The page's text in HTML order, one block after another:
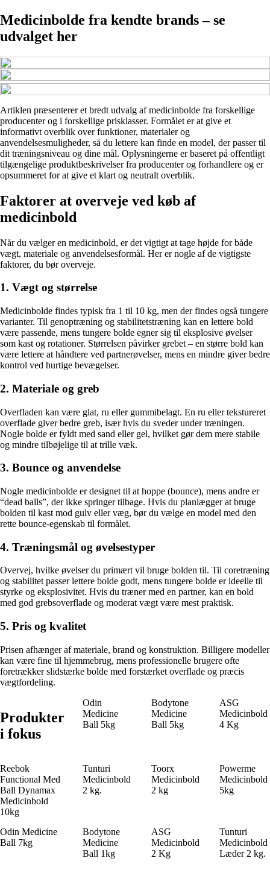
Medicinbolde fra kendte brands – se
udvalget her
Artiklen præsenterer et bredt udvalg af medicinbolde fra forskellige
producenter og i forskellige prisklasser. Formålet er at give et
informativt overblik over funktioner, materialer og
anvendelsesmuligheder, så du lettere kan finde en model, der passer til
dit træningsniveau og dine mål. Oplysningerne er baseret på offentligt
tilgængelige produktbeskrivelser fra producenter og forhandlere og er
opsummeret for at give et klart og neutralt overblik.
Faktorer at overveje ved køb af
medicinbold
Når du vælger en medicinbold, er det vigtigt at tage højde for både
vægt, materiale og anvendelsesformål. Her er nogle af de vigtigste
faktorer, du bør overveje.
1. Vægt og størrelse
Medicinbolde findes typisk fra 1 til 10 kg, men der findes også tungere
varianter. Til genoptræning og stabilitetstræning kan en lettere bold
være passende, mens tungere bolde egner sig til eksplosive øvelser
som kast og rotationer. Størrelsen påvirker grebet – en større bold kan
være lettere at håndtere ved partnerøvelser, mens en mindre giver bedre
kontrol ved hurtige bevægelser.
2. Materiale og greb
Overfladen kan være glat, ru eller gummibelagt. En ru eller tekstureret
overflade giver bedre greb, især hvis du sveder under træningen.
Nogle bolde er fyldt med sand eller gel, hvilket gør dem mere stabile
og mindre tilbøjelige til at trille væk.
3. Bounce og anvendelse
Nogle medicinbolde er designet til at hoppe (bounce), mens andre er
“dead balls”, der ikke springer tilbage. Hvis du planlægger at bruge
bolden til kast mod gulv eller væg, bør du vælge en model med den
rette bounce-egenskab til formålet.
4. Træningsmål og øvelsestyper
Overvej, hvilke øvelser du primært vil bruge bolden til. Til coretræning
og stabilitet passer lettere bolde godt, mens tungere bolde er ideelle til
styrke og eksplosivitet. Hvis du træner med en partner, kan en bold
med god grebsoverflade og moderat vægt være mest praktisk.
5. Pris og kvalitet
Prisen afhænger af materiale, brand og konstruktion. Billigere modeller
kan være fine til hjemmebrug, mens professionelle brugere ofte
foretrækker slidstærke bolde med forstærket overflade og præcis
vægtfordeling.
Produkter
i fokus
Odin
Medicine
Ball 5kg
Bodytone
Medicine
Ball 5kg
ASG
Medicinbold
4 Kg
Reebok
Functional Med
Ball Dynamax
Medicinbold
10kg
Tunturi
Medicinbold
2 kg.
Toorx
Medicinbold
2 kg
Powerme
Medicinbold
5kg
Odin Medicine
Ball 7kg
Bodytone
Medicine
Ball 1kg
ASG
Medicinbold
2 Kg
Tunturi
Medicinbold
Læder 2 kg.